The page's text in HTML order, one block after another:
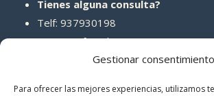
Gestionar consentimiento
Para ofrecer las mejores experiencias, utilizamos
Tienes alguna consulta?
Telf: 937930198
Correo: info@abcreparaciones.com